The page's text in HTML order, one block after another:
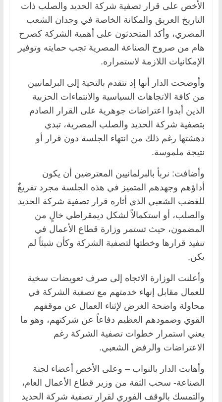
الأخص على قرار تصفية شركة الحديد والصلب ذات
التاريخ العريق والمكانة الخاصة في وجدان الشعب
المصري، وأكد المتحدثون على أهمية الشركة كصرح
هام من صروح الصناعة المصرية تجب حمايته وتوفير
الإمكانيات اللازمة لاستمراره.
وأوضحت الدار أنها إذ تتقدم بالتحية إلى البرلمانيين
من كافة الاتجاهات السياسية والانتماءات الحزبية
الذين أبدوا اعتراضات جوهرية على القرار الصادم
بتصفية شركة الحديد والصلب المصرية، تبدي
دهشتها رغم ذلك من انتهاء الجلسة دون قرار أو
نتيجة ملموسة.
وأضافت: نربأ بالبرلمانيين المعترضين أن يكون
أداؤهم وجهدهم المتميز في هذه الجلسة مجرد تفريغٌ
للغضب الشعبي الذي أثاره قرار تصفية شركة الحديد
والصلب، أو استكمالاً لشكل ديمقراطي خالٍ من
المضمون، حيث تستمر وزارة قطاع الأعمال في
تنفيذ قرارها وخطتها لتصفية الشركة وكأن شيئاً لم
يكن.
وأعلنت الوزارة الاتجاه إلى صرف تعويضات سخية
للعمال مقابل إنهاء خدمتهم مع تصفية الشركة في
محاولة واضحة الغرض لإثناء العمال عن موقفهم
القوي وصمودهم العظيم دفاعاً عن شركتهم، وهو ما
يعني استمرار خطوات تصفية الشركة رغم
الاعتراضات والرفض الشعبي.
وأهابت الدار بالنواب – وعلى الأخص أعضاء لجنة
الصناعة- سحب الثقة من وزير قطاع الأعمال العام،
والتمسك بالوقف الفوري لقرار تصفية شركة الحديد